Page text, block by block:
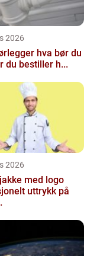
2026
hva bør du
du bestiller h...
2026
med logo
uttrykk på